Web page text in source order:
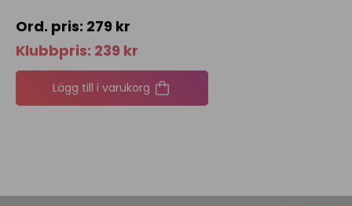
279 kr
Klubbpris: 239 kr
Lägg till i varukorg